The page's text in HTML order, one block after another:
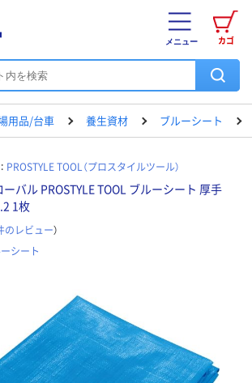
カゴ
メニュー
用品/台車 養生資材 ブルーシート
PROSTYLE TOOL（プロスタイルツール）
ーバル PROSTYLE TOOL ブルーシート 厚手
1枚
のレビュー）
シート